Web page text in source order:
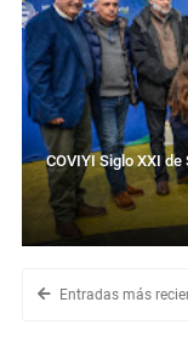
COVIYI Siglo XXI
Entradas más